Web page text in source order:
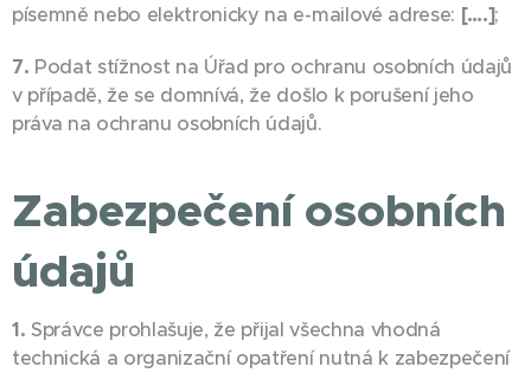
písemně nebo elektronicky na e-mailové adrese: [….];
7. Podat stížnost na Úřad pro ochranu osobních údajů
v případě, že se domnívá, že došlo k porušení jeho
práva na ochranu osobních údajů.
Zabezpečení osobních
údajů
1. Správce prohlašuje, že přijal všechna vhodná
technická a organizační opatření nutná k zabezpečení